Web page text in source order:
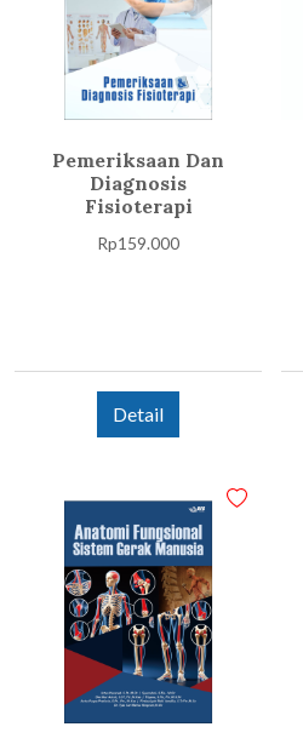
Pemeriksaan Dan
Diagnosis
Fisioterapi
Rp159.000
Detail